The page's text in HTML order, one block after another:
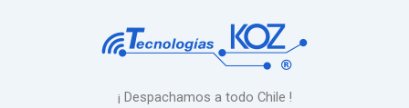
¡ Despachamos a todo Chile !